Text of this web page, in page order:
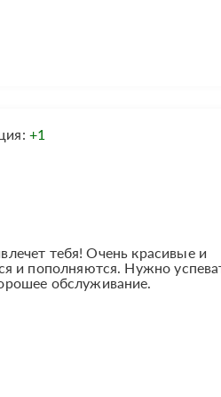
+1
тебя! Очень красивые и
и пополняются. Нужно
обслуживание.